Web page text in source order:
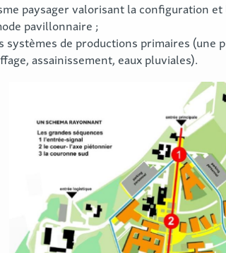
paysager valorisant la configuration
pavillonnaire ;
systèmes de productions primaires (une
assainissement, eaux pluviales).